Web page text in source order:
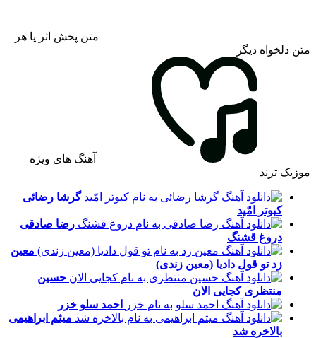
متن پخش اثر یا هر
متن دلخواه دیگر
آهنگ های ویژه
موزیک ترند
گرشا رضائی
کبوتر امّید
رضا صادقی
دروغ قشنگ
معین
زدتو قول دادیا (معین زندی)
حسین
منتظریکجایی الان
احمد سلو خزر
میثم ابراهیمی
بالاخره شد